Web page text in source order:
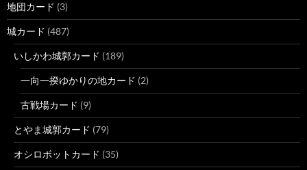
地団カード (3)
城カード (487)
いしかわ城郭カード (189)
一向一揆ゆかりの地カード (2)
古戦場カード (9)
とやま城郭カード (79)
オシロボットカード (35)